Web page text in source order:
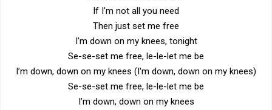
If I'm not all you need
Then just set me free
I'm down on my knees, tonight
Se-se-set me free, le-le-let me be
I’m down, down on my knees (I'm down, down on my knees)
Se-se-set me free, le-le-let me be
I’m down, down on my knees